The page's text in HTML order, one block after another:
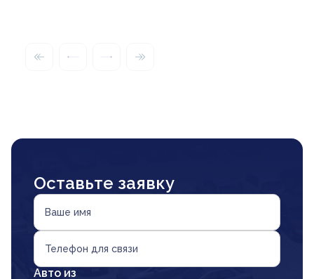
Оставьте заявку
Ваше имя
Телефон для связи
Авто из